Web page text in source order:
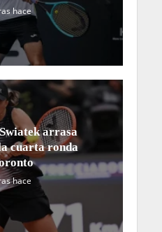
hace
arrasa
cuarta ronda
hace